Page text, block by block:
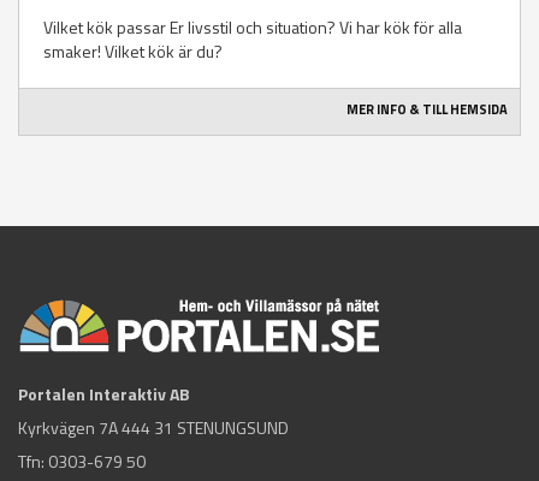
Vilket kök passar Er livsstil och situation? Vi har kök för alla
smaker! Vilket kök är du?
MER INFO & TILL HEMSIDA
Portalen Interaktiv AB
Kyrkvägen 7A 444 31 STENUNGSUND
Tfn: 0303-679 50